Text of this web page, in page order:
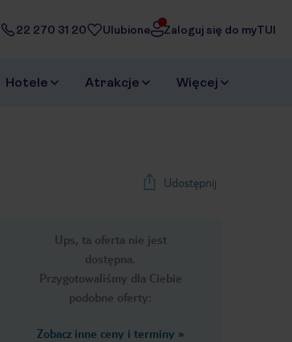
22 270 31 20 Ulubione Zaloguj się do myTUI
Hotele Atrakcje Więcej
Udostępnij
Ups, ta oferta nie jest
dostępna.
Przygotowaliśmy dla Ciebie
podobne oferty:
Zobacz inne ceny i terminy »